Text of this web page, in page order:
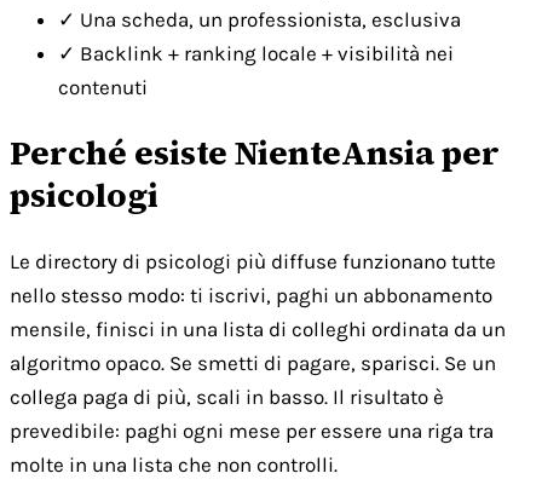
✓ Una scheda, un professionista, esclusiva
✓ Backlink + ranking locale + visibilità nei
contenuti
Perché esiste NienteAnsia per
psicologi
Le directory di psicologi più diffuse funzionano tutte
nello stesso modo: ti iscrivi, paghi un abbonamento
mensile, finisci in una lista di colleghi ordinata da un
algoritmo opaco. Se smetti di pagare, sparisci. Se un
collega paga di più, scali in basso. Il risultato è
prevedibile: paghi ogni mese per essere una riga tra
molte in una lista che non controlli.